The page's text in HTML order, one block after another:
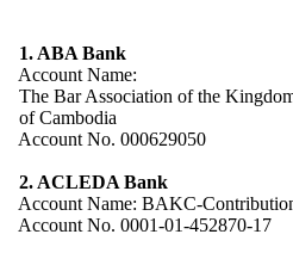
1. ABA Bank
Account Name:
The Bar Association of the
of Cambodia
Account No. 000629050
2. ACLEDA Bank
Account Name: BAKC-
Account No. 0001-01-452870-17